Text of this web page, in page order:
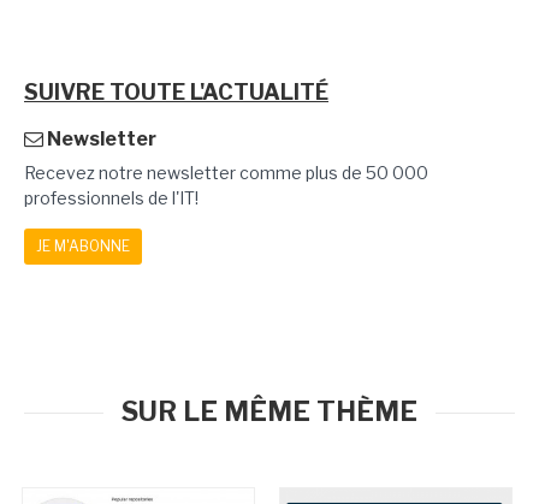
SUIVRE TOUTE L'ACTUALITÉ
Newsletter
Recevez notre newsletter comme plus de 50 000
professionnels de l'IT!
JE M'ABONNE
SUR LE MÊME THÈME